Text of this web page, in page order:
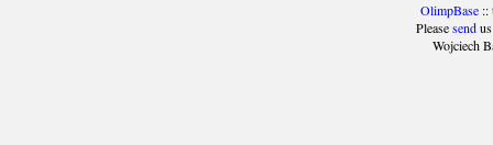
OlimpBase ::
Pleasesend
Wojciech